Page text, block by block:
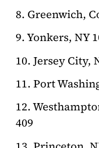
8. Greenwich,
9. Yonkers, NY
10. Jersey City,
11. Port
12.
409